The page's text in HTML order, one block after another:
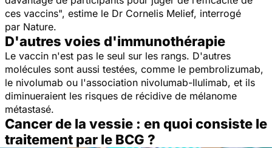
ces vaccins", estime le Dr Cornelis Melief, interrogé
par Nature.
D'autres voies d'immunothérapie
Le vaccin n'est pas le seul sur les rangs. D'autres
molécules sont aussi testées, comme le pembrolizumab,
le nivolumab ou l'association nivolumab-Ilulimab, et ils
diminueraient les risques de récidive de mélanome
métastasé.
Cancer de la vessie : en quoi consiste le
traitement par le BCG ?